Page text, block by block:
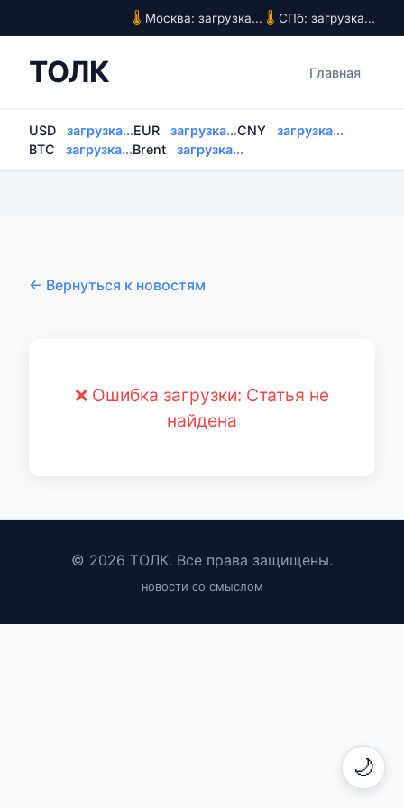
🌙
Москва: загрузка... СПб: загрузка...
ТОЛК Главная
USD загрузка...EUR загрузка...CNY
загрузка...
BTC
загрузка...Brent загрузка...
← Вернуться к новостям
❌ Ошибка загрузки: Статья не
найдена
© 2026 ТОЛК. Все права защищены.
новости со смыслом